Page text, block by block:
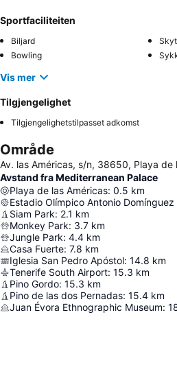
Sportfaciliteiten
Biljard
Bowling
Vis mer
Tilgjengelighet
Tilgjengelighetstilpasset adkomst
Område
Av. las Américas, s/n, 38650, Playa de
Avstand fra Mediterranean Palace
Playa de las Américas: 0.5 km
Estadio Olímpico Antonio Domínguez
Siam Park: 2.1 km
Monkey Park: 3.7 km
Jungle Park: 4.4 km
Casa Fuerte: 7.8 km
Iglesia San Pedro Apóstol: 14.8 km
Tenerife South Airport: 15.3 km
Pino Gordo: 15.3 km
Pino de las dos Pernadas: 15.4 km
Juan Évora Ethnographic Museum: